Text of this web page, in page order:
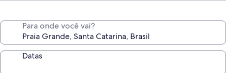
Para onde você vai?
Datas